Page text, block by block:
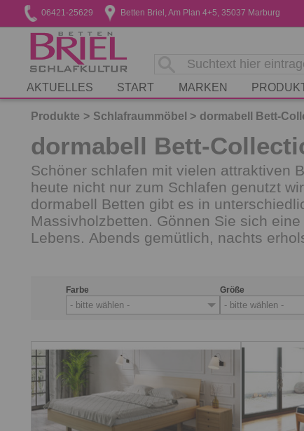
06421-25629 Betten Briel, Am Plan 4+5, 35037 Marburg
AKTUELLES START MARKEN
Produkte Schlafraummöbel dormabell Bett-
dormabell Bett-
Schöner schlafen mit vielen attraktiven
heute nicht nur zum Schlafen genutzt
dormabell Betten gibt es in
Massivholzbetten. Gönnen Sie sich
Lebens. Abends gemütlich, nachts
Farbe
- bitte wählen -
Größe
- bitte wählen -